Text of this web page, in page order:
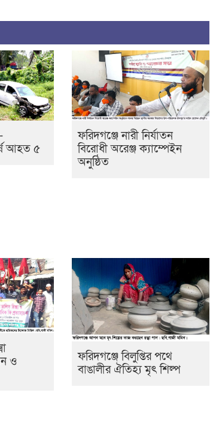
আহত ৫
ফরিদগঞ্জে নারী নির্যাতন
বিরোধী অরেঞ্জ ক্যাম্পেইন
অনুষ্ঠিত
ও
ফরিদগঞ্জে বিলুপ্তির পথে
বাঙালীর ঐতিহ্য মৃৎ শিল্প